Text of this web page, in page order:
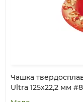
Чашка
Ultra 125х22,2 мм